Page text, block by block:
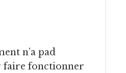
faire fonctionner